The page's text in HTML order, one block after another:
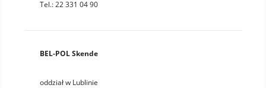
Tel.: 22 331 04 90
BEL-POL Skende
oddział w Lublinie